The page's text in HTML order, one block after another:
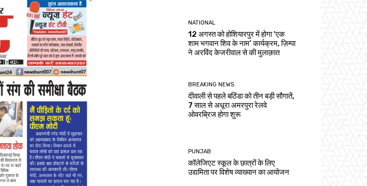
NATIONAL
12 अगस्त को होशियारपुर में होगा ‘एक
शाम भगवान शिव के नाम’ कार्यक्रम, ज़िम्पा
ने अरविंद केजरीवाल से की मुलाक़ात
BREAKING NEWS
दीवाली से पहले बठिंडा को तीन बड़ी सौगातें,
7 साल से अधूरा अमरपुरा रेलवे
ओवरब्रिज होगा शुरू
PUNJAB
कॉलेजिएट स्कूल के छात्रों के लिए
उद्यमिता पर विशेष व्याख्यान का आयोजन